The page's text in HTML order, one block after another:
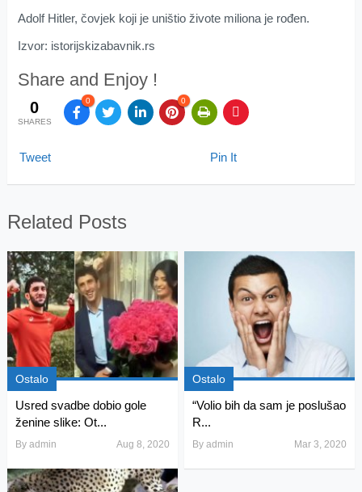
Adolf Hitler, čovjek koji je uništio živote miliona je rođen.
Izvor: istorijskizabavnik.rs
Share and Enjoy !
0
SHARES
0 0
Tweet Pin It
Related Posts
Ostalo
Usred svadbe dobio gole
ženine slike: Ot...
By admin Aug 8, 2020
Ostalo
“Volio bih da sam je poslušao
R...
Byadmin Mar 3, 2020